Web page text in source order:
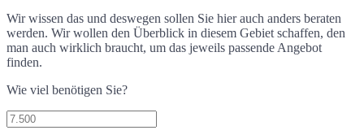
Wir wissen das und deswegen sollen Sie hier auch anders beraten
werden. Wir wollen den Überblick in diesem Gebiet schaffen, den
man auch wirklich braucht, um das jeweils passende Angebot
finden.
Wie viel benötigen Sie?